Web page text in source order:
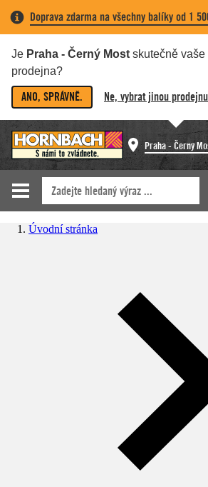
Doprava zdarma na všechny balíky od 1
Je Praha - Černý Most skutečně vaše
prodejna?
ANO, SPRÁVNĚ. Ne, vybrat jinou
Praha - Černý
Úvodní stránka